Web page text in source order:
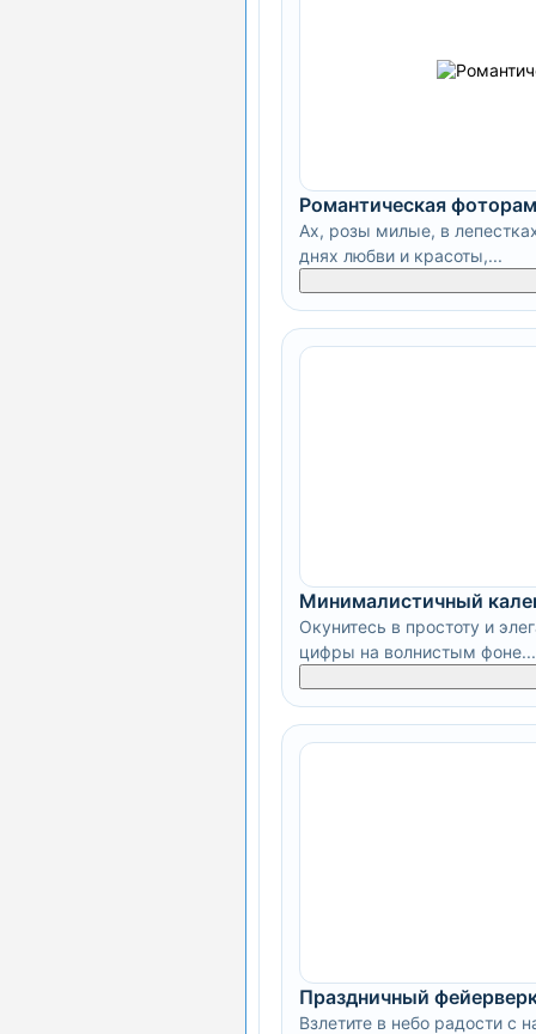
Романтическая
Ах, розы милые, в
днях любви и красоты,...
Минималистичный
Окунитесь в простоту и
цифры на волнистым фоне...
Праздничный
Взлетите в небо радости